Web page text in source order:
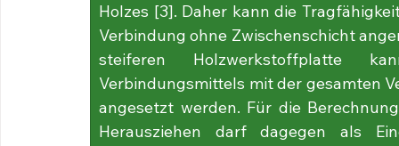
Holzes [3]. Daher kann die
Verbindung ohne Zwischenschicht
steiferen Holzwerkstoffplatte
Verbindungsmittels mit der gesamten
angesetzt werden. Für die
Herausziehen darf dagegen als